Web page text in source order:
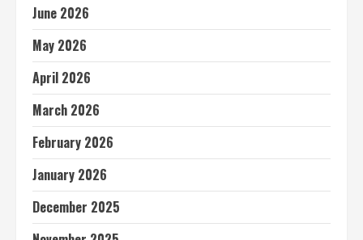
June 2026
May 2026
April 2026
March 2026
February 2026
January 2026
December 2025